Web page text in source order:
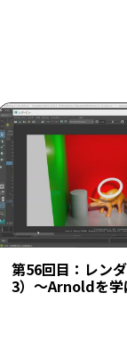
第56回目：レン
3）～Arnoldを学